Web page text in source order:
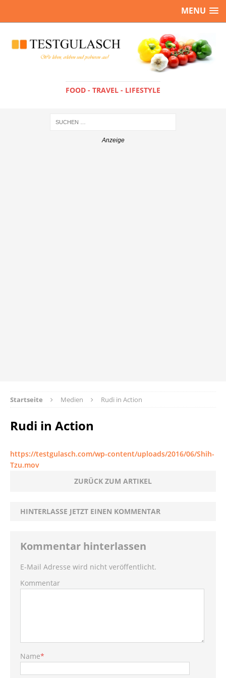
MENU
FOOD - TRAVEL - LIFESTYLE
Startseite Medien Rudi in Action
Rudi in Action
https://testgulasch.com/wp-content/uploads/2016/06/Shih-
Tzu.mov
ZURÜCK ZUM ARTIKEL
HINTERLASSE JETZT EINEN KOMMENTAR
Kommentar hinterlassen
E-Mail Adresse wird nicht veröffentlicht.
Kommentar
Name*